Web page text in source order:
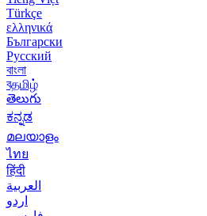
Türkçe
ελληνικά
Български
Русский
বাংলা
বதமிழ்
తెలుగు
ಕನ್ನಡ
മലയാളം
ไทย
हिंदी
العربية
اردو